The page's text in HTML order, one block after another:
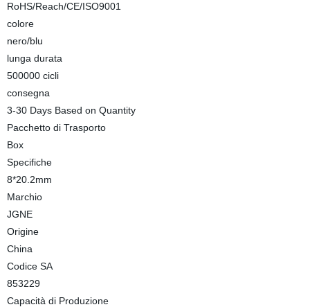
RoHS/Reach/CE/ISO9001
colore
nero/blu
lunga durata
500000 cicli
consegna
3-30 Days Based on Quantity
Pacchetto di Trasporto
Box
Specifiche
8*20.2mm
Marchio
JGNE
Origine
China
Codice SA
853229
Capacità di Produzione